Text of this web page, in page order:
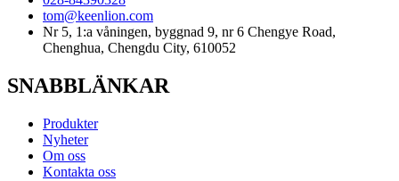
tom@keenlion.com
Nr 5, 1:a våningen, byggnad 9, nr 6 Chengye Road,
Chenghua, Chengdu City, 610052
SNABBLÄNKAR
Produkter
Nyheter
Om oss
Kontakta oss